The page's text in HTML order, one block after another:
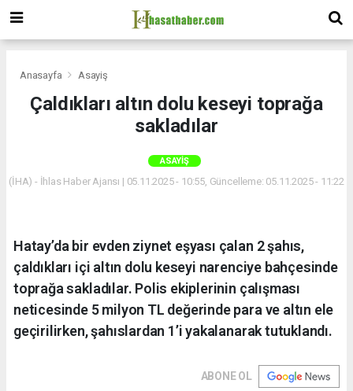
Anasayfa Asayiş
Çaldıkları altın dolu keseyi toprağa
sakladılar
ASAYIŞ
(İHA) - İhlas Haber Ajansı | 05.11.2025 - 10:55, Güncelleme: 05.11.2025 - 11:22
Hatay’da bir evden ziynet eşyası çalan 2 şahıs,
çaldıkları içi altın dolu keseyi narenciye bahçesinde
toprağa sakladılar. Polis ekiplerinin çalışması
neticesinde 5 milyon TL değerinde para ve altın ele
geçirilirken, şahıslardan 1’i yakalanarak tutuklandı.
ABONE OL